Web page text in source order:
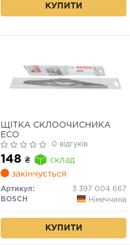
КУПИТИ
ЩІТКА СКЛООЧИСНИКА
ECO
0 відгуків
148 ₴
склад
закінчується
Артикул:
3 397 004 667
BOSCH
Німеччина
КУПИТИ